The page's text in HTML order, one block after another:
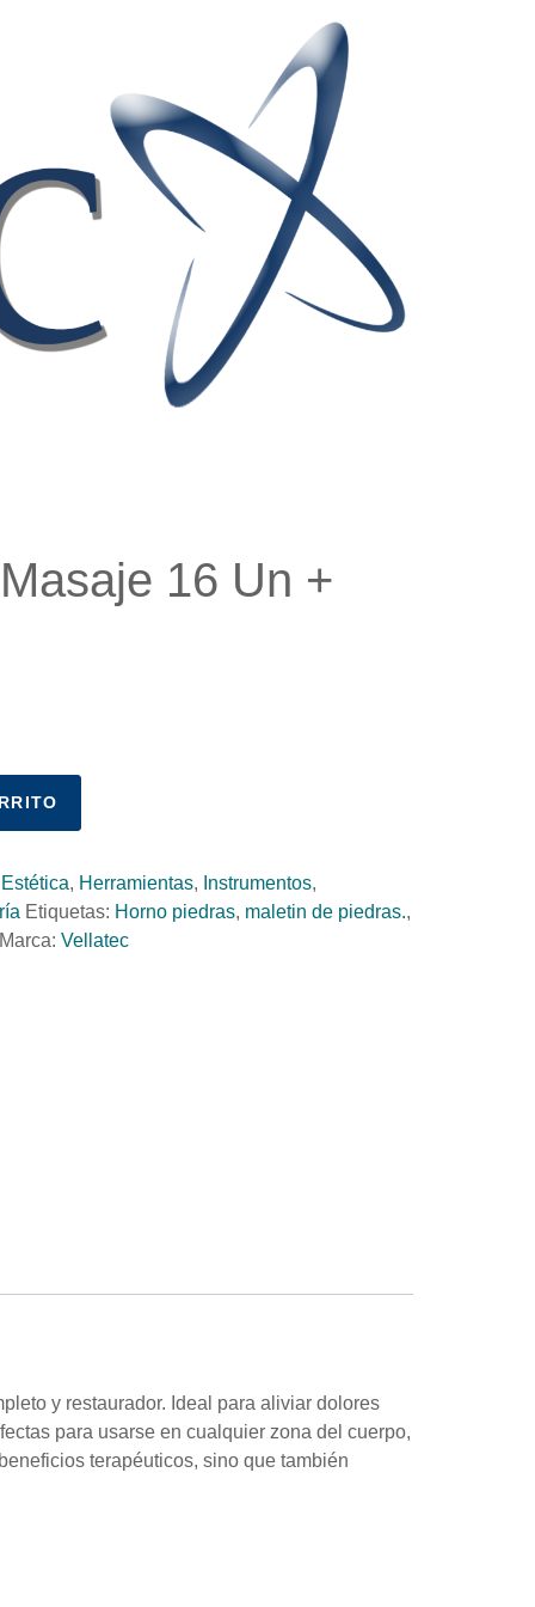
16 Un +
Estética, Herramientas, Instrumentos,
Etiquetas: Horno piedras, maletin de piedras.,
Marca: Vellatec
y restaurador. Ideal para aliviar dolores
para usarse en cualquier zona del cuerpo,
terapéuticos, sino que también